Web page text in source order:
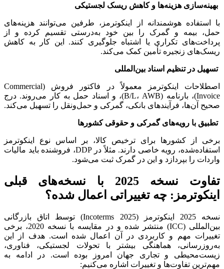
بهینه‌سازی هزینه‌ها و کاهش ریسک لجستیکی
با استفاده هوشمندانه از اینکوترمز، طرفین می‌توانند هزینه‌های
حمل، بیمه و گمرک را بین خود به‌درستی تقسیم کرده و از
پرداخت‌های تکراری یا اشتباه جلوگیری کنند. این کار به کاهش
ریسک‌های زنجیره تأمین کمک می‌کند.
تسهیل در تنظیم اسناد بین‌المللی
اصطلاحات اینکوترمز معمولاً در فاکتور فروش (Commercial
Invoice)، بارنامه (B/L، AWB)، و اسناد حمل به کار می‌روند. درج
صحیح آن‌ها، فرآیندهای بانکی، گمرکی و حمل‌ونقل را تسهیل می‌کند.
تطبیق با رویه‌های گمرکی و حقوقی کشورها
برخی از کشورها برای ترخیص کالا، بر اساس نوع اینکوترمز
استفاده‌شده، رویه خاصی دارند. مثلاً در DDP، فروشنده باید مالیات
واردات را بپردازد و این در گمرک ثبت می‌شود.
تفاوت نسخه 2025 با نسخه‌های قبلی
اینکوترمز: چه تغییراتی اعمال شده؟
نسخه 2025 اینکوترمز (Incoterms 2025) توسط اتاق بازرگانی
بین‌المللی (ICC) منتشر شده و در مقایسه با نسخه 2020، برخی
تغییرات مهم و کاربردی در آن اعمال شده است. هدف از این
به‌روزرسانی، هماهنگی بیشتر با تحولات لجستیکی، فناوری،
زیست‌محیطی و تجاری جهان امروز بوده است. در ادامه به
مهم‌ترین تفاوت‌ها و تغییرات اشاره می‌کنیم: